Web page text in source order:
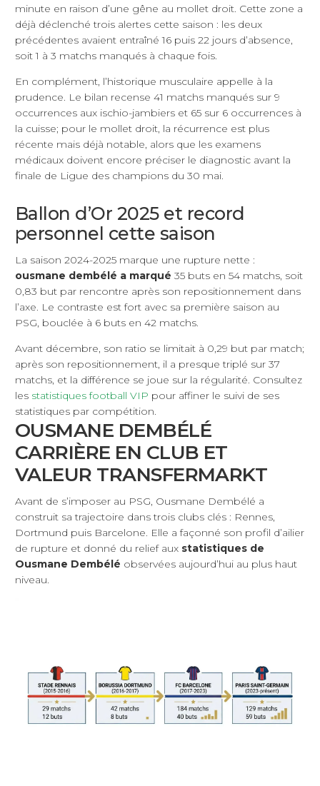
minute en raison d’une gêne au mollet droit. Cette zone a
déjà déclenché trois alertes cette saison : les deux
précédentes avaient entraîné 16 puis 22 jours d’absence,
soit 1 à 3 matchs manqués à chaque fois.
En complément, l’historique musculaire appelle à la
prudence. Le bilan recense 41 matchs manqués sur 9
occurrences aux ischio-jambiers et 65 sur 6 occurrences à
la cuisse; pour le mollet droit, la récurrence est plus
récente mais déjà notable, alors que les examens
médicaux doivent encore préciser le diagnostic avant la
finale de Ligue des champions du 30 mai.
Ballon d’Or 2025 et record
personnel cette saison
La saison 2024-2025 marque une rupture nette :
ousmane dembélé a marqué 35 buts en 54 matchs, soit
0,83 but par rencontre après son repositionnement dans
l’axe. Le contraste est fort avec sa première saison au
PSG, bouclée à 6 buts en 42 matchs.
Avant décembre, son ratio se limitait à 0,29 but par match;
après son repositionnement, il a presque triplé sur 37
matchs, et la différence se joue sur la régularité. Consultez
les statistiques football VIP pour affiner le suivi de ses
statistiques par compétition.
OUSMANE DEMBÉLÉ
CARRIÈRE EN CLUB ET
VALEUR TRANSFERMARKT
Avant de s’imposer au PSG, Ousmane Dembélé a
construit sa trajectoire dans trois clubs clés : Rennes,
Dortmund puis Barcelone. Elle a façonné son profil d’ailier
de rupture et donné du relief aux statistiques de
Ousmane Dembélé observées aujourd’hui au plus haut
niveau.